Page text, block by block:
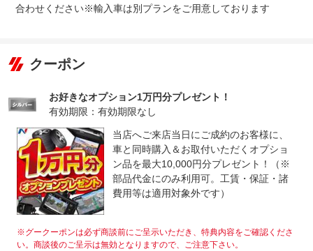
合わせください※輸入車は別プランをご用意しております
クーポン
お好きなオプション1万円分プレゼント！
有効期限：有効期限なし
当店へご来店当日にご成約のお客様に、
車と同時購入＆お取付いただくオプショ
ン品を最大10,000円分プレゼント！（※
部品代金にのみ利用可。工賃・保証・諸
費用等は適用対象外です）
※グークーポンは必ず商談前にご呈示いただき、特典内容をご確認くださ
い。商談後のご呈示は無効となりますので、ご注意下さい。